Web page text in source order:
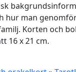
hur man
Korten och
16 x 21 cm.